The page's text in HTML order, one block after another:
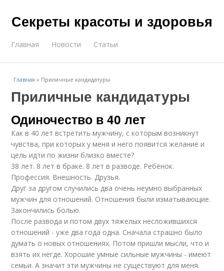
Секреты красоты и здоровья
Главная Новости Статьи
Главная » Приличные кандидатуры
Приличные кандидатуры
Одиночество в 40 лет
Как в 40 лет встретить мужчину, с которым возникнут
чувства, при которых у меня и него появится желание и
цель идти по жизни близко вместе?
38 лет. 8 лет в браке. 8 лет в разводе. Ребёнок.
Профессия. Внешность. Друзья.
Друг за другом случились два очень неумно выбранных
мужчин для отношений. Отношения были изматывающие.
Закончились болью.
После развода и потом двух тяжелых несложившихся
отношений - уже два года одна. Сначала страшно было
думать о новых отношениях. Потом пришли мысли, что и
взять их негде. Хорошие умные сильные мужчины - имеют
семьи. А значит эти мужчины не существуют для меня.